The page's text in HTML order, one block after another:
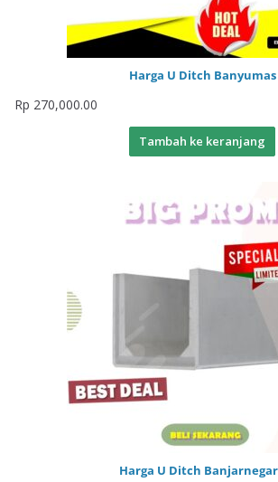
Harga U Ditch Banyumas
Rp 270,000.00
Tambah ke keranjang
Harga U Ditch